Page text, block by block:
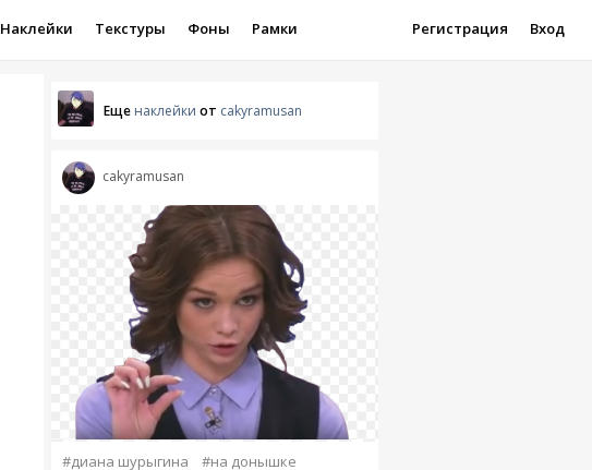
Наклейки Текстуры Фоны Рамки Регистрация Вход
Еще наклейки от cakyramusan
cakyramusan
#диана шурыгина
#на донышке